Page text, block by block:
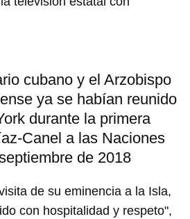
cubano y el Arzobispo
ya se habían reunido
durante la primera
Canel a las Naciones
de 2018
de su eminencia a la Isla,
con hospitalidad y respeto",